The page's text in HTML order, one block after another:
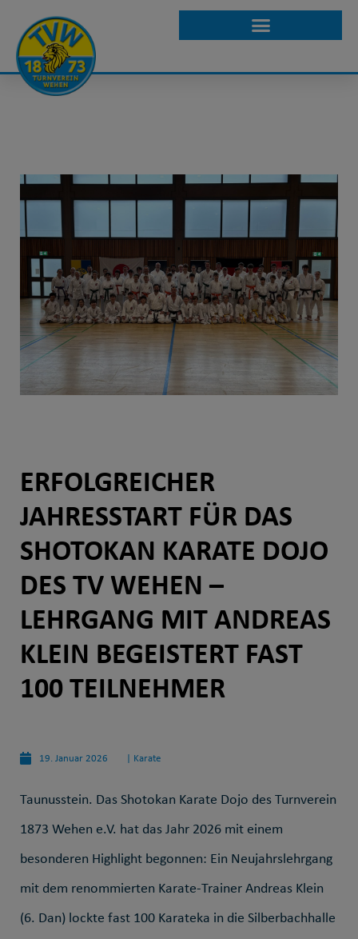
ERFOLGREICHER
JAHRESSTART FÜR DAS
SHOTOKAN KARATE DOJO
DES TV WEHEN –
LEHRGANG MIT ANDREAS
KLEIN BEGEISTERT FAST
100 TEILNEHMER
19. Januar 2026 Karate
Taunusstein. Das Shotokan Karate Dojo des Turnverein
1873 Wehen e.V. hat das Jahr 2026 mit einem
besonderen Highlight begonnen: Ein Neujahrslehrgang
mit dem renommierten Karate-Trainer Andreas Klein
(6. Dan) lockte fast 100 Karateka in die Silberbachhalle